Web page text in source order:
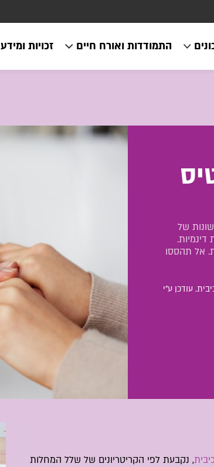
התמודדות ואורח חיים זכויות ומידע
של
דינמיות.
אל תהססו
עודכן ע"י
, נקבעת לפי הקריטריונים של שלל המחלות